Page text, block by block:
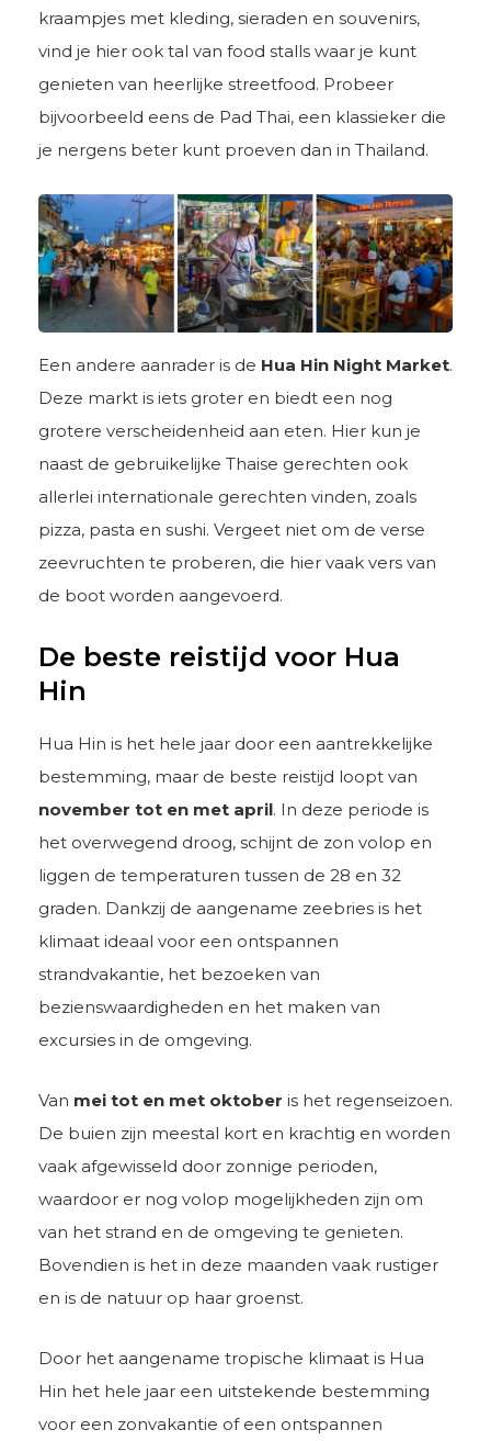
kraampjes met kleding, sieraden en souvenirs,
vind je hier ook tal van food stalls waar je kunt
genieten van heerlijke streetfood. Probeer
bijvoorbeeld eens de Pad Thai, een klassieker die
je nergens beter kunt proeven dan in Thailand.
Een andere aanrader is de Hua Hin Night Market.
Deze markt is iets groter en biedt een nog
grotere verscheidenheid aan eten. Hier kun je
naast de gebruikelijke Thaise gerechten ook
allerlei internationale gerechten vinden, zoals
pizza, pasta en sushi. Vergeet niet om de verse
zeevruchten te proberen, die hier vaak vers van
de boot worden aangevoerd.
De beste reistijd voor Hua
Hin
Hua Hin is het hele jaar door een aantrekkelijke
bestemming, maar de beste reistijd loopt van
november tot en met april. In deze periode is
het overwegend droog, schijnt de zon volop en
liggen de temperaturen tussen de 28 en 32
graden. Dankzij de aangename zeebries is het
klimaat ideaal voor een ontspannen
strandvakantie, het bezoeken van
bezienswaardigheden en het maken van
excursies in de omgeving.
Van mei tot en met oktober is het regenseizoen.
De buien zijn meestal kort en krachtig en worden
vaak afgewisseld door zonnige perioden,
waardoor er nog volop mogelijkheden zijn om
van het strand en de omgeving te genieten.
Bovendien is het in deze maanden vaak rustiger
en is de natuur op haar groenst.
Door het aangename tropische klimaat is Hua
Hin het hele jaar een uitstekende bestemming
voor een zonvakantie of een ontspannen